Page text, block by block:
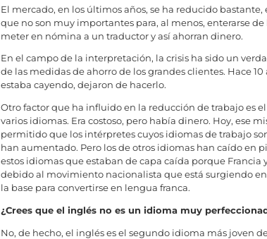
El mercado, en los últimos años, se ha reducido
que no son muy importantes para, al menos, enterarse
meter en nómina a un traductor y así ahorran dinero.
En el campo de la interpretación, la crisis ha sido un
de las medidas de ahorro de los grandes clientes. Hace
estaba cayendo, dejaron de hacerlo.
Otro factor que ha influido en la reducción de trabajo es
varios idiomas. Era costoso, pero había dinero. Hoy, ese
permitido que los intérpretes cuyos idiomas de trabajo
han aumentado. Pero los de otros idiomas han caído en
estos idiomas que estaban de capa caída porque
debido al movimiento nacionalista que está surgiendo
la base para convertirse en lengua franca.
¿Crees que el inglés no es un idioma muy
No, de hecho, el inglés es el segundo idioma más joven